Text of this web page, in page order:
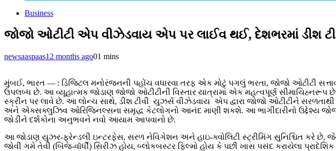
Business
જોજો ઓટીટી એપ વીઝેડવાય એપ પર લાઈવ થઈ, દેશભરમાં ડીશ
newsaaspaas1 2 months ago01 mins
મુંબઈ, ભારત — : ડિજિટલ મનોરંજનની પહોંચ વધારવા તરફ એક મોટું પગલું ભરતા, જોજો ઓટીટી
ઉપલબ્ધ છે. આ વ્યૂહાત્મક જોડાણ જોજો ઓટીટીની વિસ્તાર યાત્રામાં એક મહત્વપૂર્ણ સીમાચિહ્નરૂપ છે,
સ્ક્રીન પર લાવે છે. આ લોન્ચ સાથે, ડીશ ટીવી યુઝર્સ વીઝેડવાય એપ દ્વારા જોજો ઓટીટીને
અને એક્સક્લુઝિવ ઓરિજિનલ્સના સમૃદ્ધ કેટલોગનો આનંદ માણી શકશે. આ ભાગીદારીનો ઉદ્દેશ્ય
જોડીને દર્શકોના અનુભવને નવો આયામ આપવાનો છે.
આ જોડાણ યુઝર-ફ્રેન્ડલી ઇન્ટરફેસ, સરળ નેવિગેશન અને હાઇ-ક્વોલિટી સ્ટ્રીમિંગ સુનિશ્ચિત કરે
જોવી ગમે તેવી (બિંજ-વૉર્ધી) સિરીઝ હોય, બ્લોકબસ્ટર ફિલ્મો હોય કે પછી ખાસ પસંદ કરાયેલા